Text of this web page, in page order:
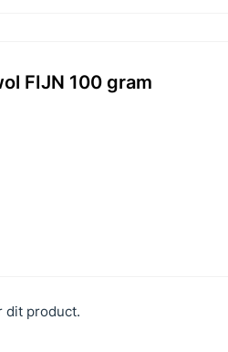
FIJN 100 gram
dit product.